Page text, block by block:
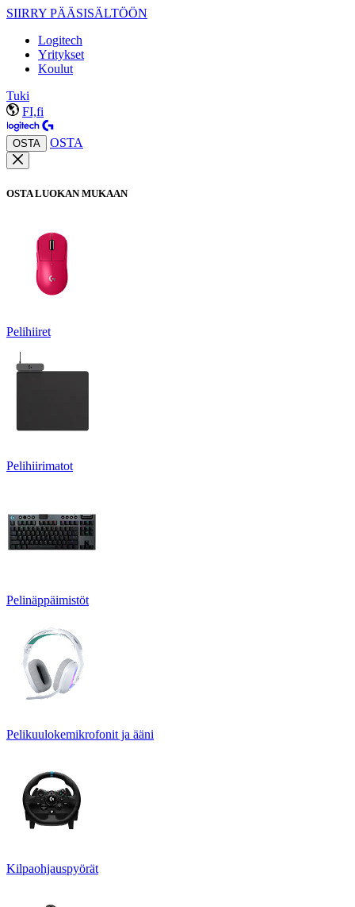
SIIRRY PÄÄSISÄLTÖÖN
Logitech
Yritykset
Koulut
Tuki
FI,fi
OSTA OSTA
OSTA LUOKAN MUKAAN
Pelihiiret
Pelihiirimatot
Pelinäppäimistöt
Pelikuulokemikrofonit ja ääni
Kilpaohjauspyörät